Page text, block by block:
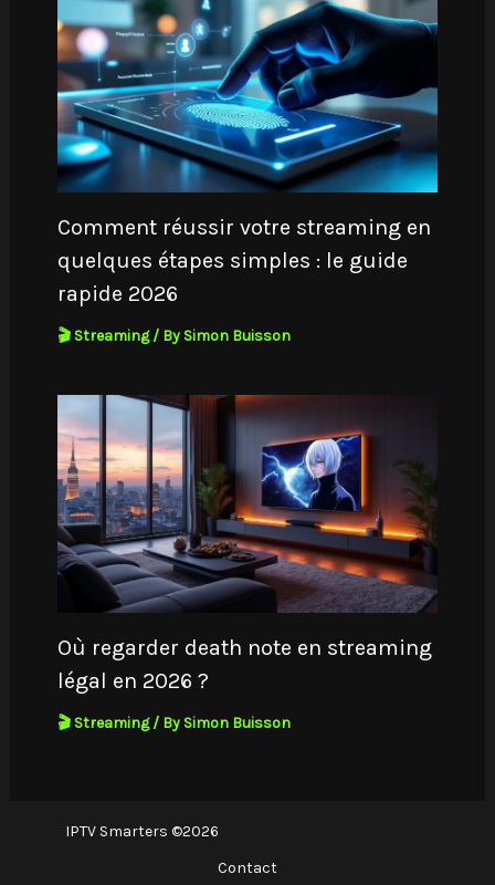
Comment réussir votre streaming en
quelques étapes simples : le guide
rapide 2026
🎬 Streaming/ By Simon Buisson
Où regarder death note en streaming
légal en 2026 ?
🎬 Streaming/ By Simon Buisson
IPTV Smarters ©2026
Contact